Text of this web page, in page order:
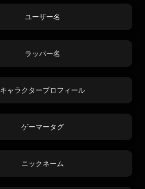
ユーザー名
ラッパー名
キャラクタープロフィール
ゲーマータグ
ニックネーム